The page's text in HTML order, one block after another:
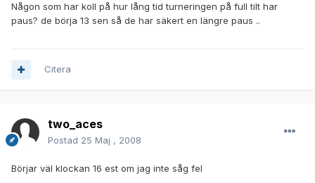
Någon som har koll på hur lång tid turneringen på full tilt har
paus? de börja 13 sen så de har säkert en längre paus ..
Citera
two_aces
Postad 25 Maj , 2008
Börjar väl klockan 16 est om jag inte såg fel